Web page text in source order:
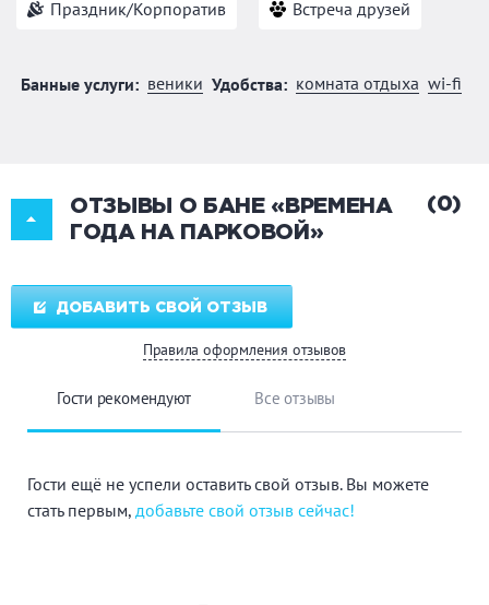
Праздник/Корпоратив Встреча друзей
Банные услуги: веники Удобства: комната отдыха wi-fi
ОТЗЫВЫ О БАНЕ «ВРЕМЕНА
ГОДА НА ПАРКОВОЙ»
(0)
ДОБАВИТЬ СВОЙ ОТЗЫВ
Правила оформления отзывов
Гости рекомендуют Все отзывы
Гости ещё не успели оставить свой отзыв. Вы можете
стать первым, добавьте свой отзыв сейчас!